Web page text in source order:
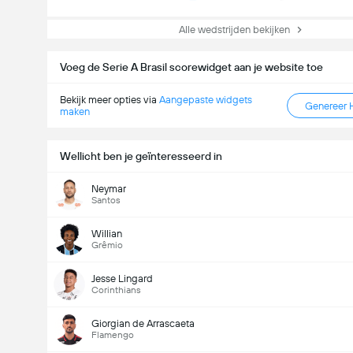
Alle wedstrijden bekijken
Voeg de Serie A Brasil scorewidget aan je website toe
Bekijk meer opties via Aangepaste widgets
maken
Genereer
Wellicht ben je geïnteresseerd in
Neymar
Santos
Willian
Grêmio
Jesse Lingard
Corinthians
Giorgian de Arrascaeta
Flamengo